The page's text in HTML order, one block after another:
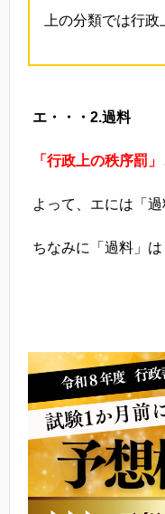
上の分類では行
エ・・・2.過料
「行政上の秩序罰」
よって、エには「過
ちなみに「過料」